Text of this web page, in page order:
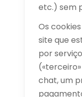
etc.) sem
Os
site que
por
chat, um